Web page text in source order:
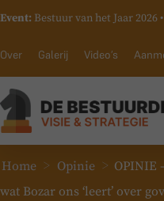
Event: Bestuur van het Jaar 2026 •
Over Galerij Video’s
Home > Opinie > OPINIE
wat Bozar ons ‘leert’ over